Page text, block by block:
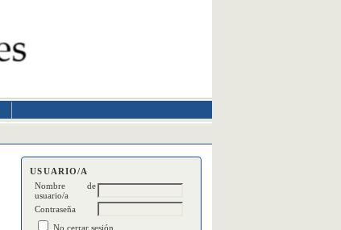
USUARIO/A
Nombre de
usuario/a
Contraseña
No cerrar sesión